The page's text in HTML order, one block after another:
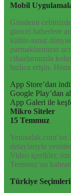
Mobil
Gündemi
güncel haberlere
kültür-sanat
parmaklarınızın
cihazlarınızda
hızlıca erişin.
App Store’dan
Google Play’dan
App Galeri ile
Mikro Siteler
15 Temmuz
Yenisafak.com’un
detaylarıyla
Video içerikler,
Temmuz’un
Türkiye Seçimleri